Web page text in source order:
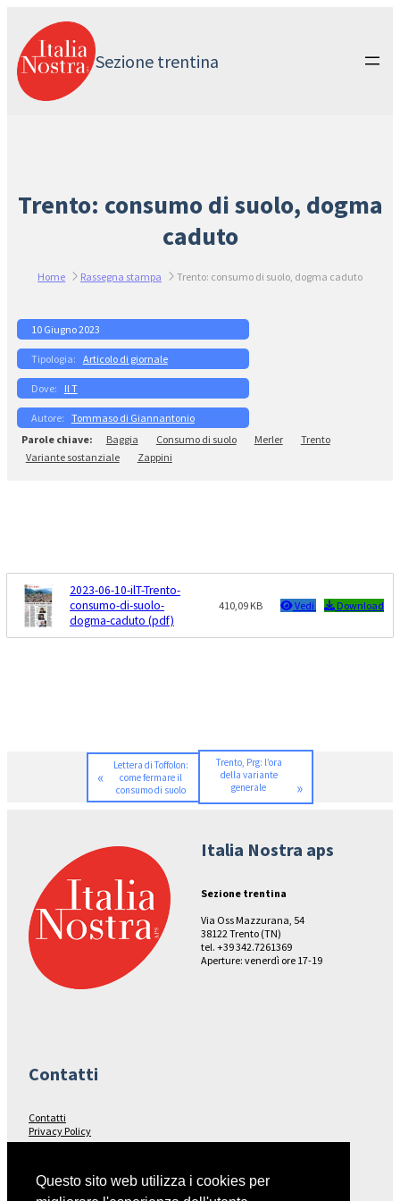
contenuto
Sezione trentina
Trento: consumo di suolo, dogma
caduto
Home Rassegna stampa Trento: consumo di suolo, dogma caduto
10 Giugno 2023
Articolo di giornale
Il T
Tommaso di Giannantonio
Baggia
Consumo di suolo Merler
Trento
Variante sostanziale
Zappini
2023-06-10-ilT-Trento-
consumo-di-suolo-
dogma-caduto (pdf)
410,09 KB Vedi Download
«
Lettera di Toffolon:
come fermare il
consumo di suolo
Trento, Prg: l’ora
della variante
generale
»
Italia Nostra aps
Sezione trentina
Via Oss Mazzurana, 54
38122 Trento (TN)
tel. +39 342.7261369
Aperture: venerdì ore 17-19
Contatti
Contatti
Privacy Policy
Seguici su…
Questo sito web utilizza i cookies per